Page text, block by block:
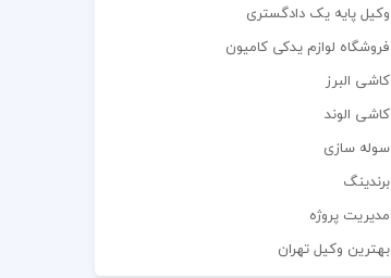
وکیل پایه یک دادگستری
فروشگاه لوازم یدکی کامیون
کاشی البرز
کاشی الوند
سوله سازی
برندینگ
مدیریت پروژه
بهترین وکیل تهران